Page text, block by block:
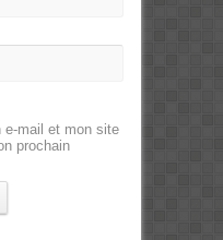
e-mail et mon site
prochain